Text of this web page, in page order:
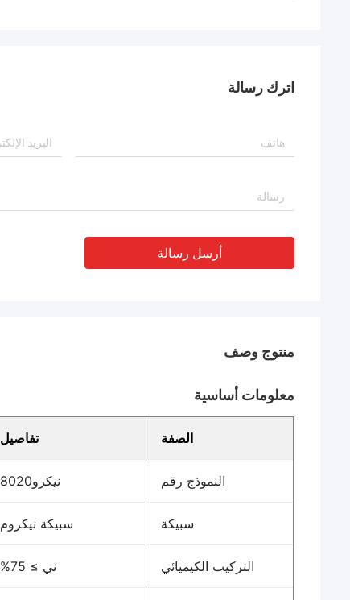
اترك رسالة
أرسل رسالة
منتوج وصف
معلومات أساسية
الصفة تفاصيل
النموذج رقم نيكرو8020
سبيكة سبيكة نيكروم
التركيب الكيميائي ني ≥ 75%